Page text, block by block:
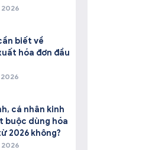
2026
biết về
hóa đơn đầu
2026
cá nhân kinh
buộc dùng hóa
2026 không?
2026